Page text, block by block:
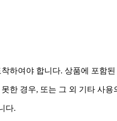
하여야 합니다. 상품에 포함
한 경우, 또는 그 외 기타 사
다.